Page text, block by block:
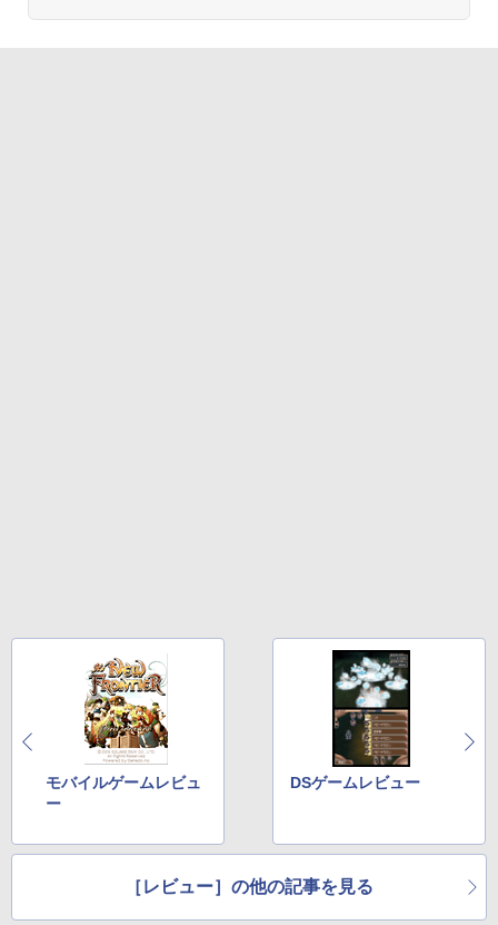
モバイルゲームレビュ
ー
DSゲームレビュー
［レビュー］の他の記事を見る